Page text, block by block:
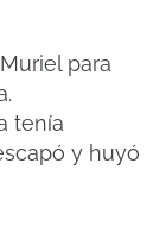
para
tenía
y huyó